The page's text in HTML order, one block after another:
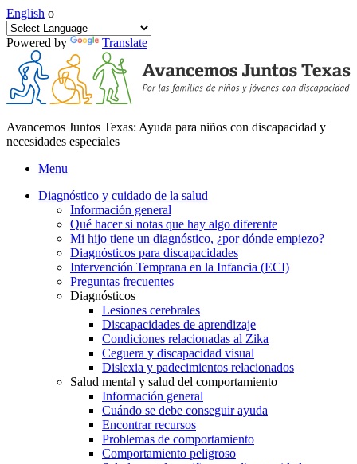
English o
Powered by Translate
Avancemos Juntos Texas: Ayuda para niños con discapacidad y
necesidades especiales
Menu
Diagnóstico y cuidado de la salud
Información general
Qué hacer si notas que hay algo diferente
Mi hijo tiene un diagnóstico, ¿por dónde empiezo?
Diagnósticos para discapacidades
Intervención Temprana en la Infancia (ECI)
Preguntas frecuentes
Diagnósticos
Lesiones cerebrales
Discapacidades de aprendizaje
Condiciones relacionadas al Zika
Ceguera y discapacidad visual
Dislexia y padecimientos relacionados
Salud mental y salud del comportamiento
Información general
Cuándo se debe conseguir ayuda
Encontrar recursos
Problemas de comportamiento
Comportamiento peligroso